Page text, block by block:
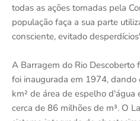
todas as ações tomadas pela
população faça a sua parte
consciente, evitado
A Barragem do Rio Descoberto
foi inaugurada em 1974,
km² de área de espelho d'água
cerca de 86 milhões de m³. O